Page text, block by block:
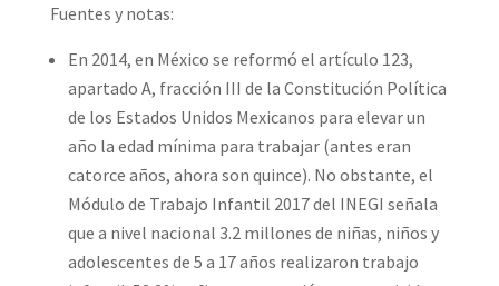
Fuentes y notas:
En 2014, en México se reformó el artículo 123,
apartado A, fracción III de la Constitución Política
de los Estados Unidos Mexicanos para elevar un
año la edad mínima para trabajar (antes eran
catorce años, ahora son quince). No obstante, el
Módulo de Trabajo Infantil 2017 del INEGI señala
que a nivel nacional 3.2 millones de niñas, niños y
adolescentes de 5 a 17 años realizaron trabajo